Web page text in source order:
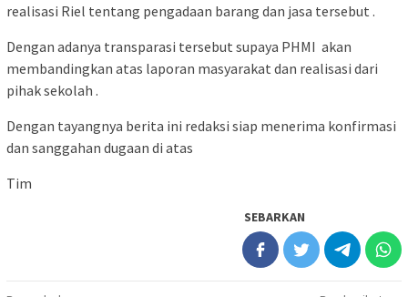
realisasi Riel tentang pengadaan barang dan jasa tersebut .
Dengan adanya transparasi tersebut supaya PHMI akan
membandingkan atas laporan masyarakat dan realisasi dari
pihak sekolah .
Dengan tayangnya berita ini redaksi siap menerima konfirmasi
dan sanggahan dugaan di atas
Tim
SEBARKAN